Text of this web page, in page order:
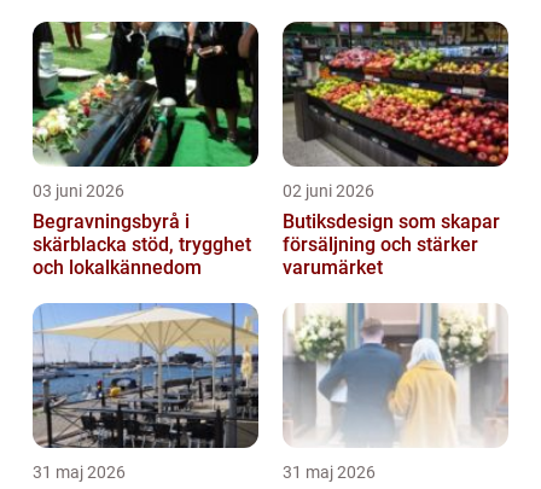
03 juni 2026
Begravningsbyrå i
skärblacka stöd, trygghet
och lokalkännedom
02 juni 2026
Butiksdesign som skapar
försäljning och stärker
varumärket
31 maj 2026 31 maj 2026